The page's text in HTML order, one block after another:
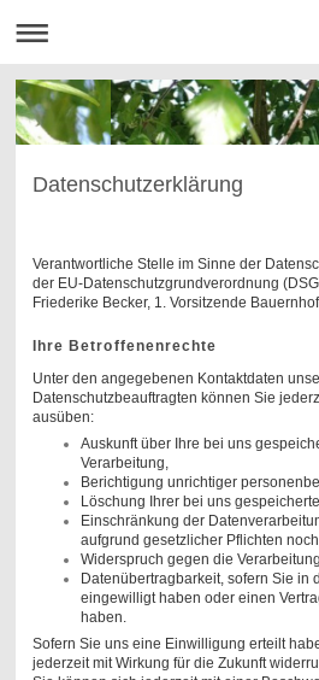
Datenschutzerklärung
Verantwortliche Stelle im Sinne der
der EU-Datenschutzgrundverordnung
Friederike Becker, 1. Vorsitzende
Ihre Betroffenenrechte
Unter den angegebenen Kontaktdaten
Datenschutzbeauftragten können Sie
ausüben:
Auskunft über Ihre bei uns
Verarbeitung,
Berichtigung unrichtiger
Löschung Ihrer bei uns
Einschränkung der
aufgrund gesetzlicher Pflichten
Widerspruch gegen die
Datenübertragbarkeit, sofern Sie in
eingewilligt haben oder einen
haben.
Sofern Sie uns eine Einwilligung erteilt
jederzeit mit Wirkung für die Zukunft